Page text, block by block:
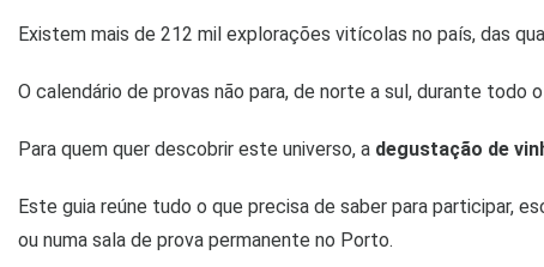
Existem mais de 212 mil explorações vitícolas no país, das
O calendário de provas não para, de norte a sul, durante todo o
Para quem quer descobrir este universo, a degustação de
Este guia reúne tudo o que precisa de saber para participar,
ou numa sala de prova permanente no Porto.